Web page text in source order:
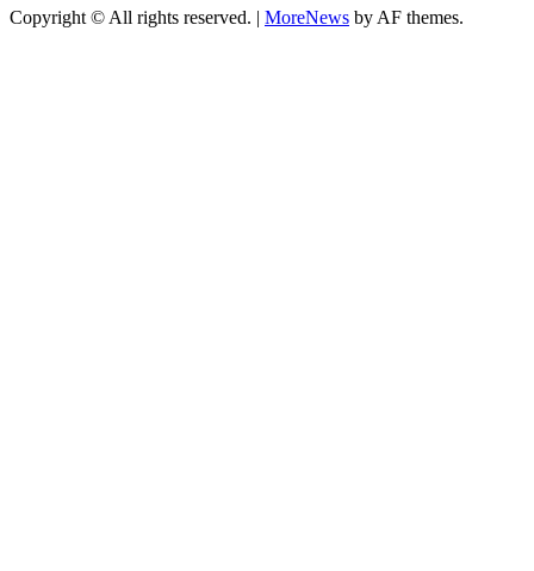
Copyright © All rights reserved. | MoreNews by AF themes.